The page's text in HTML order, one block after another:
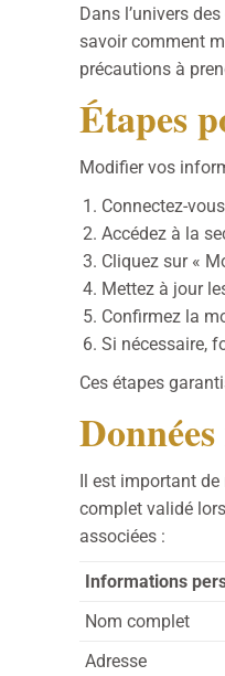
Dans l’univers
savoir comment
précautions à
Étapes
Modifier vos
Connectez-
Accédez à la
Cliquez sur «
Mettez à jour
Confirmez la
Si nécessaire,
Ces étapes
Il est important
complet validé
associées :
Informations
Nom complet
Adresse